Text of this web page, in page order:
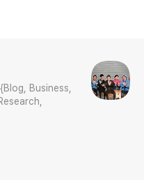
Business,